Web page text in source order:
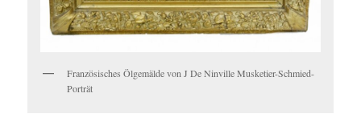
Französisches Ölgemälde von J De Ninville Musketier-Schmied-
Porträt